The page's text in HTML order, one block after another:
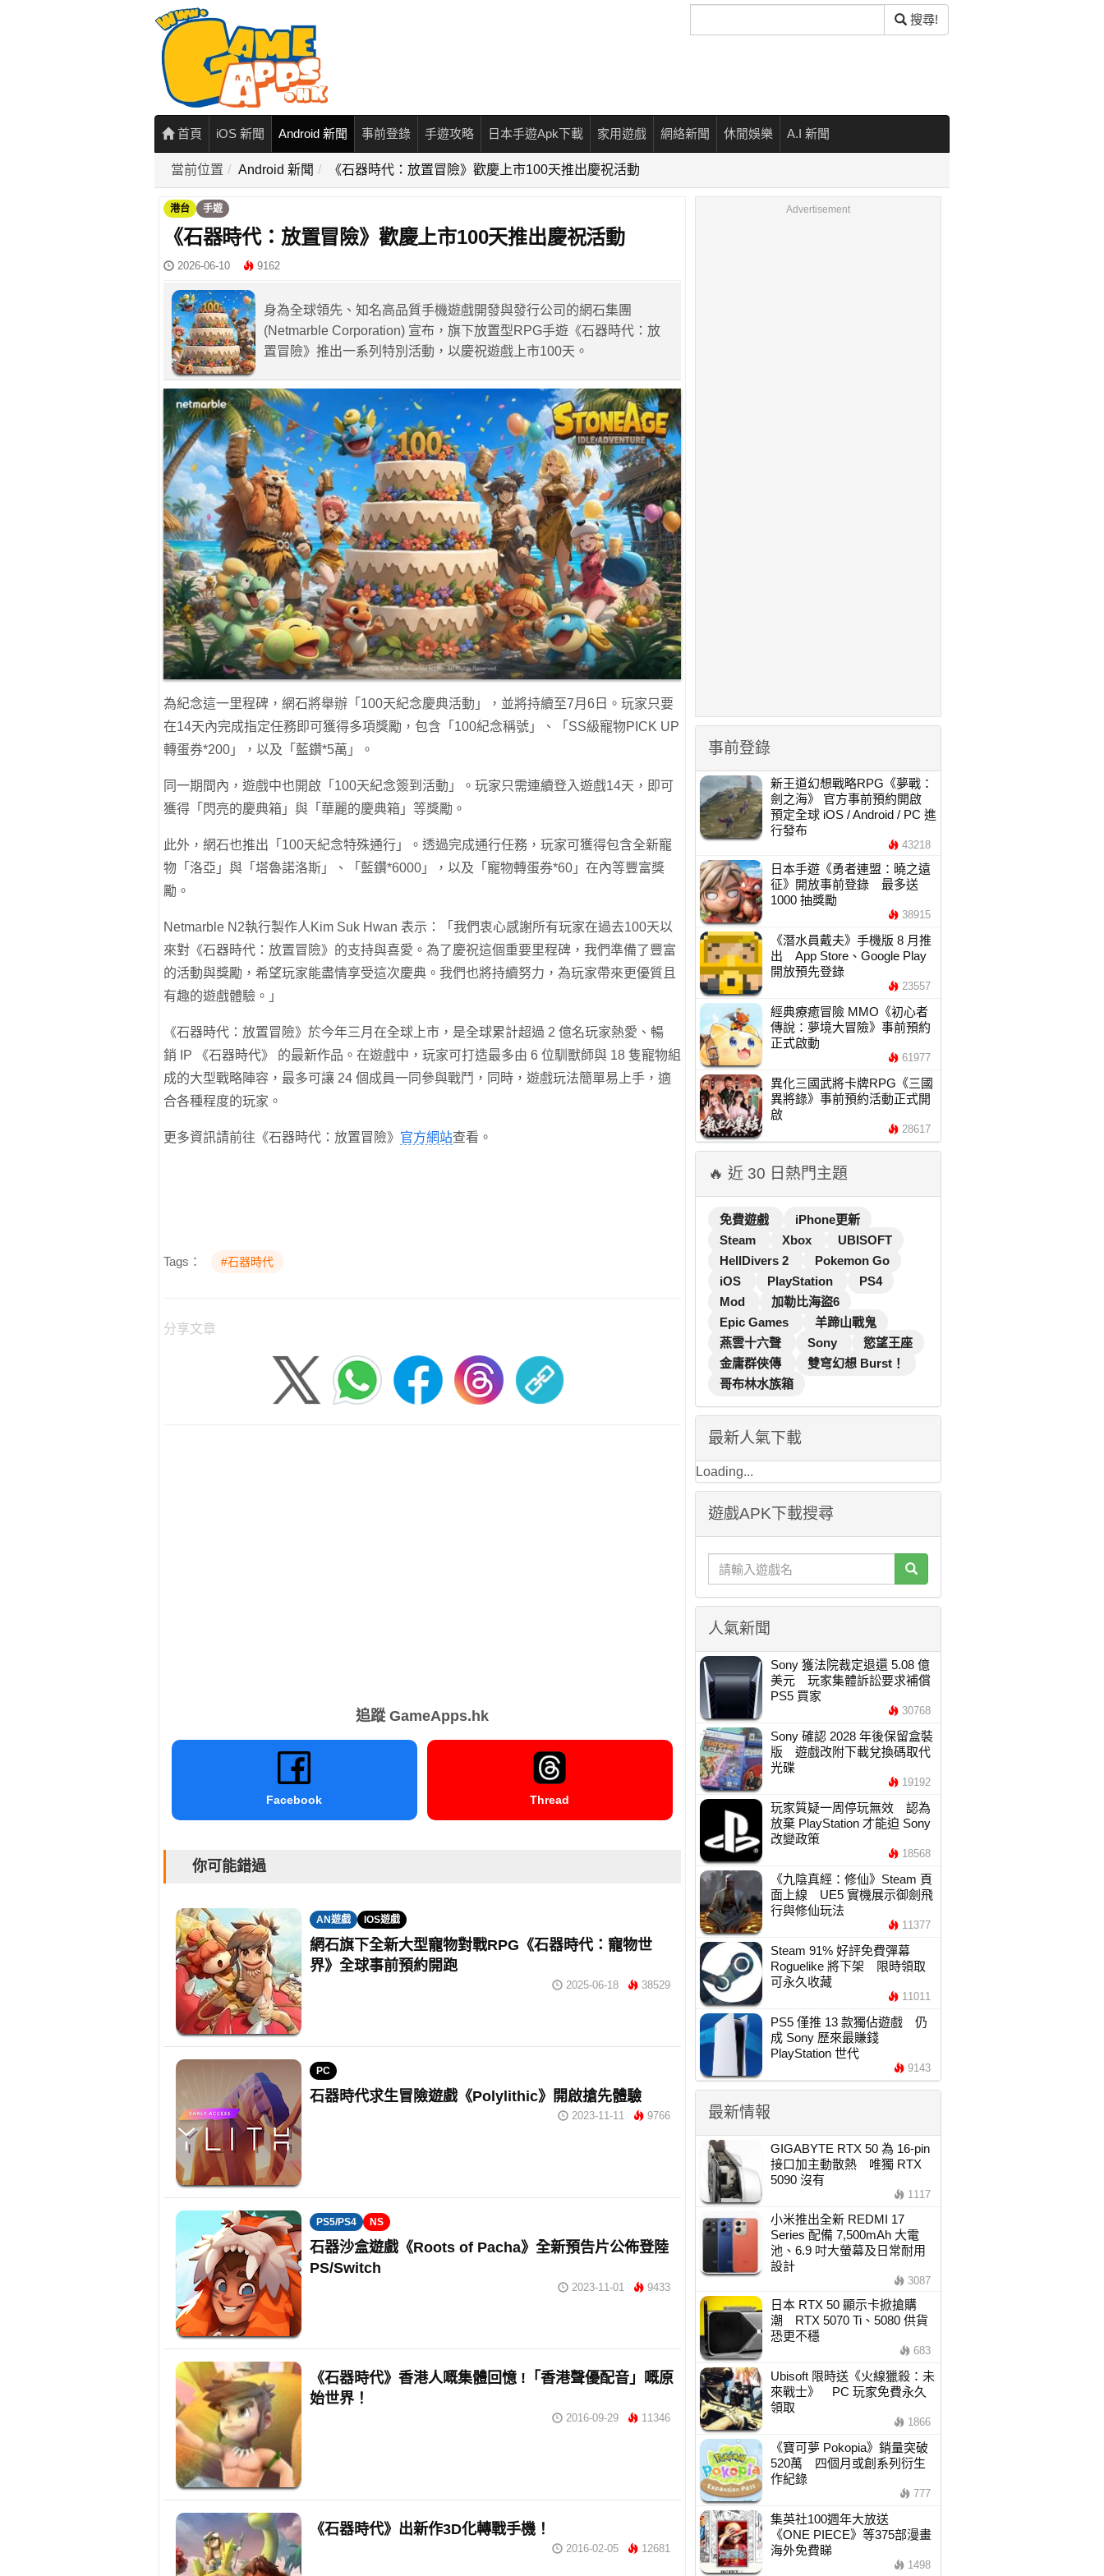
尋
搜尋!
首頁 iOS 新聞 Android 新聞 事前登錄 手遊攻略 日本手遊Apk下載 家用遊戲 網絡新聞 休閒娛樂 A.I 新聞
當前位置 Android 新聞 《石器時代：放置冒險》歡慶上市100天推出慶祝活動
港台 手遊
《石器時代：放置冒險》歡慶上市100天推出慶祝活動
2026-06-10 9162
身為全球領先、知名高品質手機遊戲開發與發行公司的網石集團
(Netmarble Corporation) 宣布，旗下放置型RPG手遊《石器時代：放
置冒險》推出一系列特別活動，以慶祝遊戲上市100天。
為紀念這一里程碑，網石將舉辦「100天紀念慶典活動」，並將持續至7月6日。玩家只要
在14天內完成指定任務即可獲得多項獎勵，包含「100紀念稱號」、「SS級寵物PICK UP
轉蛋券*200」，以及「藍鑽*5萬」。
同一期間內，遊戲中也開啟「100天紀念簽到活動」。玩家只需連續登入遊戲14天，即可
獲得「閃亮的慶典箱」與「華麗的慶典箱」等獎勵。
此外，網石也推出「100天紀念特殊通行」。透過完成通行任務，玩家可獲得包含全新寵
物「洛亞」與「塔魯諾洛斯」、「藍鑽*6000」，以及「寵物轉蛋券*60」在內等豐富獎
勵。
Netmarble N2執行製作人Kim Suk Hwan 表示：「我們衷心感謝所有玩家在過去100天以
來對《石器時代：放置冒險》的支持與喜愛。為了慶祝這個重要里程碑，我們準備了豐富
的活動與獎勵，希望玩家能盡情享受這次慶典。我們也將持續努力，為玩家帶來更優質且
有趣的遊戲體驗。」
《石器時代：放置冒險》於今年三月在全球上市，是全球累計超過 2 億名玩家熱愛、暢
銷 IP 《石器時代》 的最新作品。在遊戲中，玩家可打造最多由 6 位馴獸師與 18 隻寵物組
成的大型戰略陣容，最多可讓 24 個成員一同參與戰鬥，同時，遊戲玩法簡單易上手，適
合各種程度的玩家。
更多資訊請前往《石器時代：放置冒險》 官方網站查看。
Tags： #石器時代
分享文章
追蹤 GameApps.hk
Facebook Thread
你可能錯過
AN遊戲 IOS遊戲
網石旗下全新大型寵物對戰RPG《石器時代：寵物世
界》全球事前預約開跑
2025-06-18 38529
PC
石器時代求生冒險遊戲《Polylithic》開啟搶先體驗
2023-11-11 9766
PS5/PS4 NS
石器沙盒遊戲《Roots of Pacha》全新預告片公佈登陸
PS/Switch
2023-11-01 9433
《石器時代》香港人嘅集體回憶 !「香港聲優配音」嘅原
始世界！
2016-09-29 11346
《石器時代》出新作3D化轉戰手機！
2016-02-05 12681
Advertisement
事前登錄
新王道幻想戰略RPG《夢戰：
劍之海》 官方事前預約開啟
預定全球 iOS / Android / PC 進
行發布
43218
日本手遊《勇者連盟：曉之遠
征》開放事前登錄 最多送
1000 抽獎勵
38915
《潛水員戴夫》手機版 8 月推
出 App Store、Google Play
開放預先登錄
23557
經典療癒冒險 MMO《初心者
傳說：夢境大冒險》事前預約
正式啟動
61977
異化三國武將卡牌RPG《三國
異將錄》事前預約活動正式開
啟
28617
🔥 近 30 日熱門主題
免費遊戲
iPhone更新
Steam
Xbox
UBISOFT
HellDivers 2
Pokemon Go
iOS
PlayStation
PS4
Mod
加勒比海盜6
Epic Games
羊蹄山戰鬼
燕雲十六聲
Sony
慾望王座
金庸群俠傳
雙穹幻想 Burst！
哥布林水族箱
最新人氣下載
Loading...
遊戲APK下載搜尋
人氣新聞
Sony 獲法院裁定退還 5.08 億
美元 玩家集體訴訟要求補償
PS5 買家
30768
Sony 確認 2028 年後保留盒裝
版 遊戲改附下載兌換碼取代
光碟
19192
玩家質疑一周停玩無效 認為
放棄 PlayStation 才能迫 Sony
改變政策
18568
《九陰真經：修仙》Steam 頁
面上線 UE5 實機展示御劍飛
行與修仙玩法
11377
Steam 91% 好評免費彈幕
Roguelike 將下架 限時領取
可永久收藏
11011
PS5 僅推 13 款獨佔遊戲 仍
成 Sony 歷來最賺錢
PlayStation 世代
9143
最新情報
GIGABYTE RTX 50 為 16-pin
接口加主動散熱 唯獨 RTX
5090 沒有
1117
小米推出全新 REDMI 17
Series 配備 7,500mAh 大電
池、6.9 吋大螢幕及日常耐用
設計
3087
日本 RTX 50 顯示卡掀搶購
潮 RTX 5070 Ti、5080 供貨
恐更不穩
683
Ubisoft 限時送《火線獵殺：未
來戰士》 PC 玩家免費永久
領取
1866
《寶可夢 Pokopia》銷量突破
520萬 四個月或創系列衍生
作紀錄
777
集英社100週年大放送
《ONE PIECE》等375部漫畫
海外免費睇
1498